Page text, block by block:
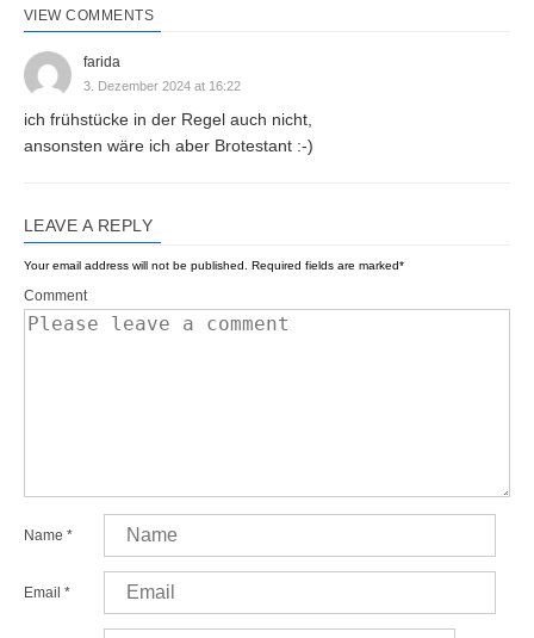
VIEW COMMENTS
farida
3. Dezember 2024 at 16:22
ich frühstücke in der Regel auch nicht,
ansonsten wäre ich aber Brotestant :-)
LEAVE A REPLY
Your email address will not be published. Required fields are marked*
Comment
Name *
Email *